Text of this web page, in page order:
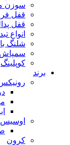
سوزن
قفل
قفل
انواع
شلنگ
سمپاش
کوپلینگ
برند
اوسیس
کرون